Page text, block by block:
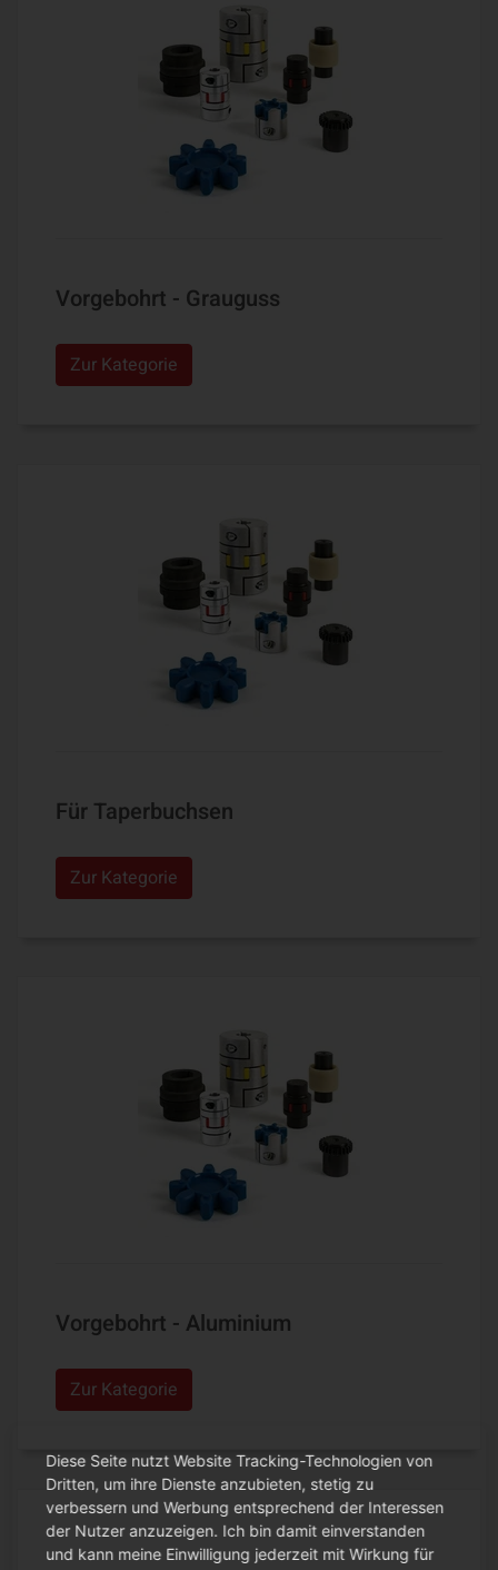
Vorgebohrt - Grauguss
Zur Kategorie
Für Taperbuchsen
Zur Kategorie
Vorgebohrt - Aluminium
Zur Kategorie
Diese Seite nutzt Website Tracking-Technologien von
Dritten, um ihre Dienste anzubieten, stetig zu
verbessern und Werbung entsprechend der Interessen
der Nutzer anzuzeigen. Ich bin damit einverstanden
und kann meine Einwilligung jederzeit mit Wirkung für